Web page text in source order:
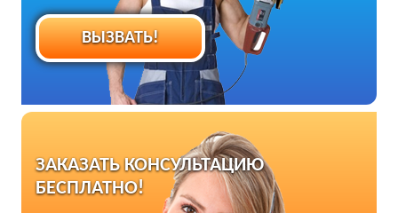
ВЫЗВАТЬ!
ЗАКАЗАТЬ КОНСУЛЬТАЦИЮ
БЕСПЛАТНО!